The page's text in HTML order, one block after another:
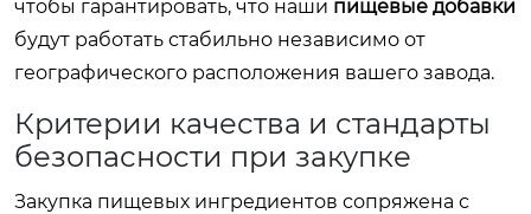
чтобы гарантировать, что наши пищевые добавки
будут работать стабильно независимо от
географического расположения вашего завода.
Критерии качества и стандарты
безопасности при закупке
Закупка пищевых ингредиентов сопряжена с